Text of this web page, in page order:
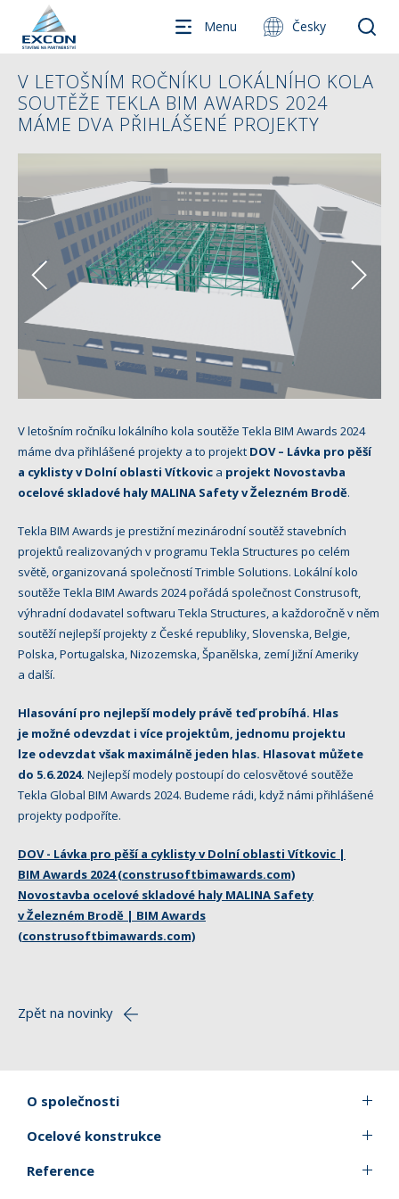
Menu Česky
V LETOŠNÍM ROČNÍKU LOKÁLNÍHO KOLA
SOUTĚŽE TEKLA BIM AWARDS 2024
MÁME DVA PŘIHLÁŠENÉ PROJEKTY
V letošním ročníku lokálního kola soutěže Tekla BIM Awards 2024
máme dva přihlášené projekty a to projekt DOV – Lávka pro pěší
a cyklisty v Dolní oblasti Vítkovic a projekt Novostavba
ocelové skladové haly MALINA Safety v Železném Brodě.
Tekla BIM Awards je prestižní mezinárodní soutěž stavebních
projektů realizovaných v programu Tekla Structures po celém
světě, organizovaná společností Trimble Solutions. Lokální kolo
soutěže Tekla BIM Awards 2024 pořádá společnost Construsoft,
výhradní dodavatel softwaru Tekla Structures, a každoročně v něm
soutěží nejlepší projekty z České republiky, Slovenska, Belgie,
Polska, Portugalska, Nizozemska, Španělska, zemí Jižní Ameriky
a další.
Hlasování pro nejlepší modely právě teď probíhá. Hlas
je možné odevzdat i více projektům, jednomu projektu
lze odevzdat však maximálně jeden hlas. Hlasovat můžete
do 5.6.2024. Nejlepší modely postoupí do celosvětové soutěže
Tekla Global BIM Awards 2024. Budeme rádi, když námi přihlášené
projekty podpoříte.
DOV - Lávka pro pěší a cyklisty v Dolní oblasti Vítkovic |
BIM Awards 2024 (construsoftbimawards.com)
Novostavba ocelové skladové haly MALINA Safety
v Železném Brodě | BIM Awards
(construsoftbimawards.com)
Zpět na novinky
O společnosti
Ocelové konstrukce
Reference